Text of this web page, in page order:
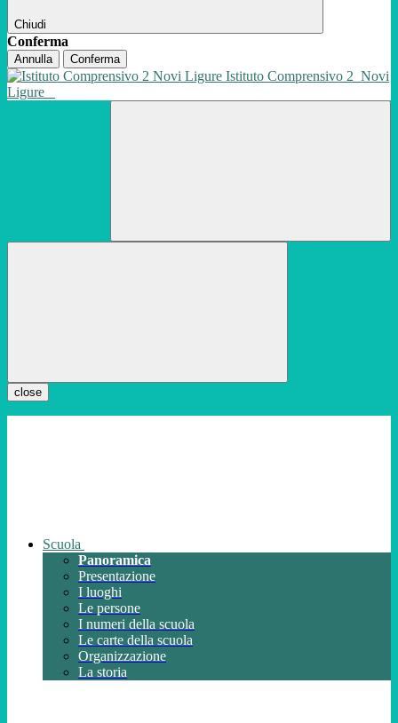
Chiudi
Conferma
Annulla Conferma
Istituto Comprensivo 2 Novi
Ligure
close
Scuola
Panoramica
Presentazione
I luoghi
Le persone
I numeri della scuola
Le carte della scuola
Organizzazione
La storia